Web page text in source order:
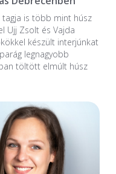
is több mint húsz
Ujj Zsolt és Vajda
készült interjúnkat
legnagyobb
töltött elmúlt húsz